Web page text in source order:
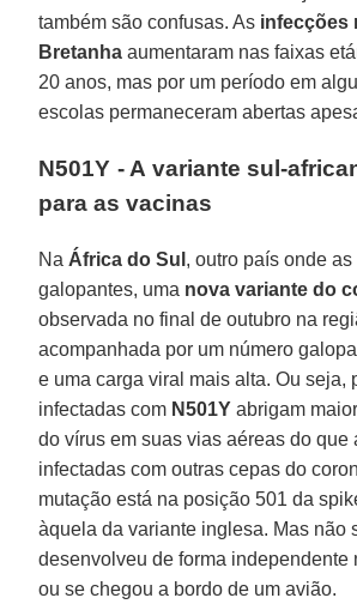
também são confusas. As infecções
Bretanha aumentaram nas faixas
20 anos, mas por um período em
escolas permaneceram abertas
N501Y - A variante sul-
para as vacinas
Na África do Sul , outro país onde
galopantes, uma nova variante do
observada no final de outubro na
acompanhada por um número
e uma carga viral mais alta. Ou seja,
infectadas com N501Y abrigam
do vírus em suas vias aéreas do que
infectadas com outras cepas do
mutação está na posição 501 da
àquela da variante inglesa. Mas não
desenvolveu de forma independente
ou se chegou a bordo de um avião.